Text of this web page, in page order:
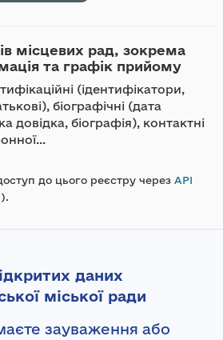
місцевих рад, зокрема
та графік прийому
(ідентифікатори,
біографічні (дата
довідка, біографія), контактні
до цього реєстру через API
).
даних
міської ради
зауваження або